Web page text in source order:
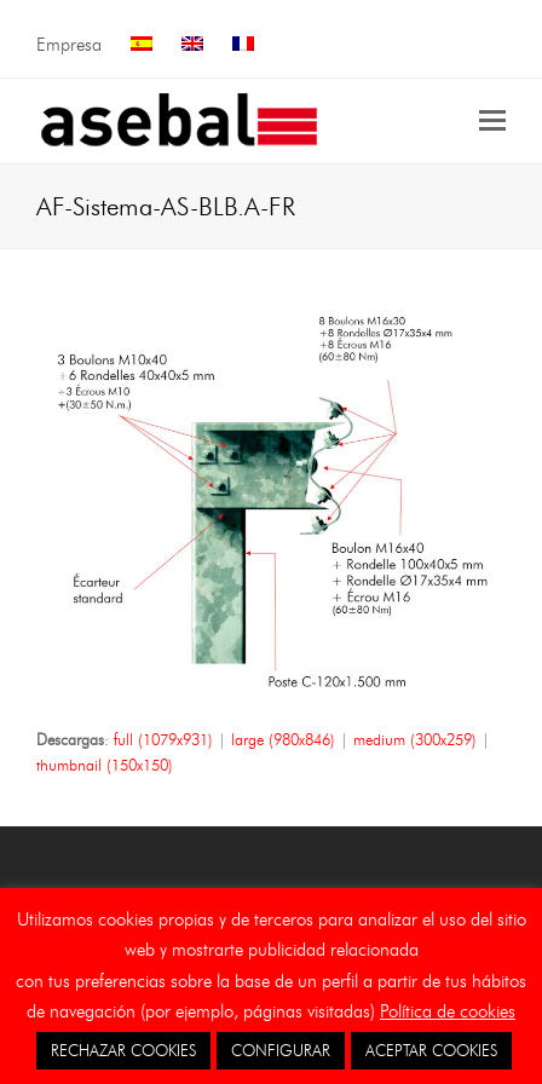
Empresa
AF-Sistema-AS-BLB.A-FR
Descargas: full (1079x931) | large (980x846) | medium (300x259) |
thumbnail (150x150)
Copyright Asebal (Auxiliar de Señalizaciones y Balizamientos,
S.L.)
Inicio
Aviso Legal Canal Etico Cookies
Utilizamos cookies propias y de terceros para analizar el uso del sitio
web y mostrarte publicidad relacionada
con tus preferencias sobre la base de un perfil a partir de tus hábitos
de navegación (por ejemplo, páginas visitadas) Política de cookies
RECHAZAR COOKIES CONFIGURAR ACEPTAR COOKIES